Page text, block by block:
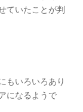
ていたことが判
もいろいろあり
になるようで